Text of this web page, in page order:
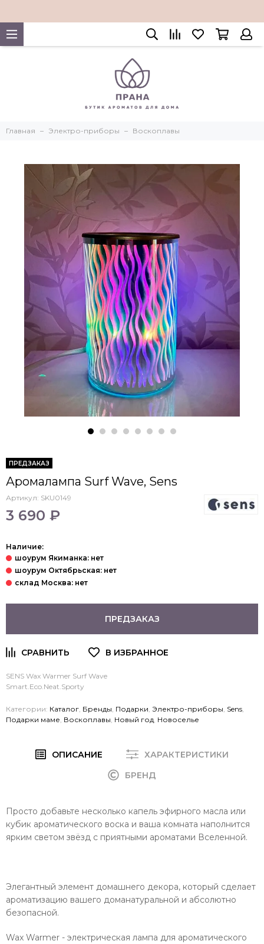
Главная Электро-приборы Воскоплавы
ПРЕДЗАКАЗ
Аромалампа Surf Wave, Sens
Артикул: SKU0149
3 690 ₽
Наличие:
ПРЕДЗАКАЗ
SENS Wax Warmer Surf Wave
Smart.Eco.Neat.Sporty
Категории: Каталог Бренды Подарки Электро-приборы Sens
Подарки маме Воскоплавы Новый год Новоселье
ОПИСАНИЕ
ХАРАКТЕРИСТИКИ
БРЕНД
Просто добавьте несколько капель эфирного масла или
кубик ароматического воска и ваша комната наполнится
ярким светом звёзд с приятными ароматами Вселенной.
Элегантный элемент домашнего декора, который сделает
ароматизацию вашего доманатуральной и абсолютно
безопасной.
Wax Warmer - электрическая лампа для ароматического